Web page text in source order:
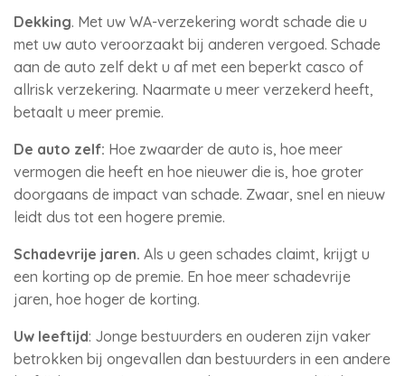
Dekking. Met uw WA-verzekering wordt schade die u
met uw auto veroorzaakt bij anderen vergoed. Schade
aan de auto zelf dekt u af met een beperkt casco of
allrisk verzekering. Naarmate u meer verzekerd heeft,
betaalt u meer premie.
De auto zelf: Hoe zwaarder de auto is, hoe meer
vermogen die heeft en hoe nieuwer die is, hoe groter
doorgaans de impact van schade. Zwaar, snel en nieuw
leidt dus tot een hogere premie.
Schadevrije jaren. Als u geen schades claimt, krijgt u
een korting op de premie. En hoe meer schadevrije
jaren, hoe hoger de korting.
Uw leeftijd: Jonge bestuurders en ouderen zijn vaker
betrokken bij ongevallen dan bestuurders in een andere